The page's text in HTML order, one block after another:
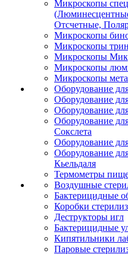
Микроскопы
Отсчетные,
Микроскопы
Микроскопы
Микроскопы
Микроскопы
Микроскопы
Оборудование
Оборудование
Оборудование
Оборудование
Сокслета
Оборудование
Оборудование
Кьельдаля
Термометры
Воздушные
Бактерицидные
Коробки
Деструкторы игл
Бактерицидные
Кипятильники
Паровые